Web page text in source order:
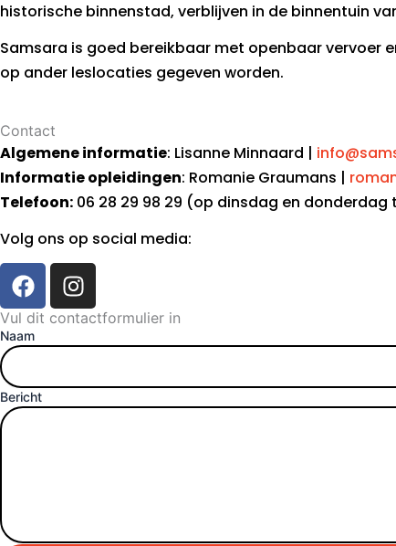
historische binnenstad, verblijven in de binnentuin
Samsara is goed bereikbaar met openbaar vervoer
op ander leslocaties gegeven worden.
Contact
Algemene informatie: Lisanne Minnaard |
Informatie opleidingen: Romanie Graumans |
Telefoon: 06 28 29 98 29 (op dinsdag en donderdag
Volg ons op social media:
F
a
c
e
o
o
I
n
s
t
g
r
Vul dit contactformulier in
Naam
Bericht